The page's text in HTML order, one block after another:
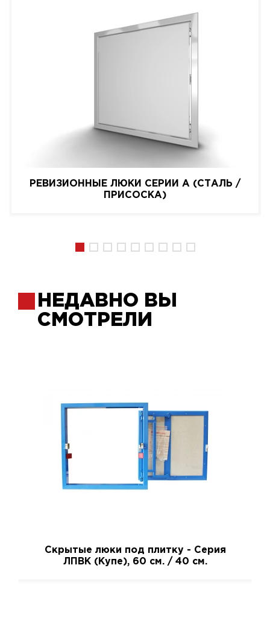
РЕВИЗИОННЫЕ ЛЮКИ СЕРИИ A (СТАЛЬ /
ПРИСОСКА)
НЕДАВНО ВЫ
СМОТРЕЛИ
Скрытые люки под плитку - Серия
ЛПВК (Купе), 60 см. / 40 см.